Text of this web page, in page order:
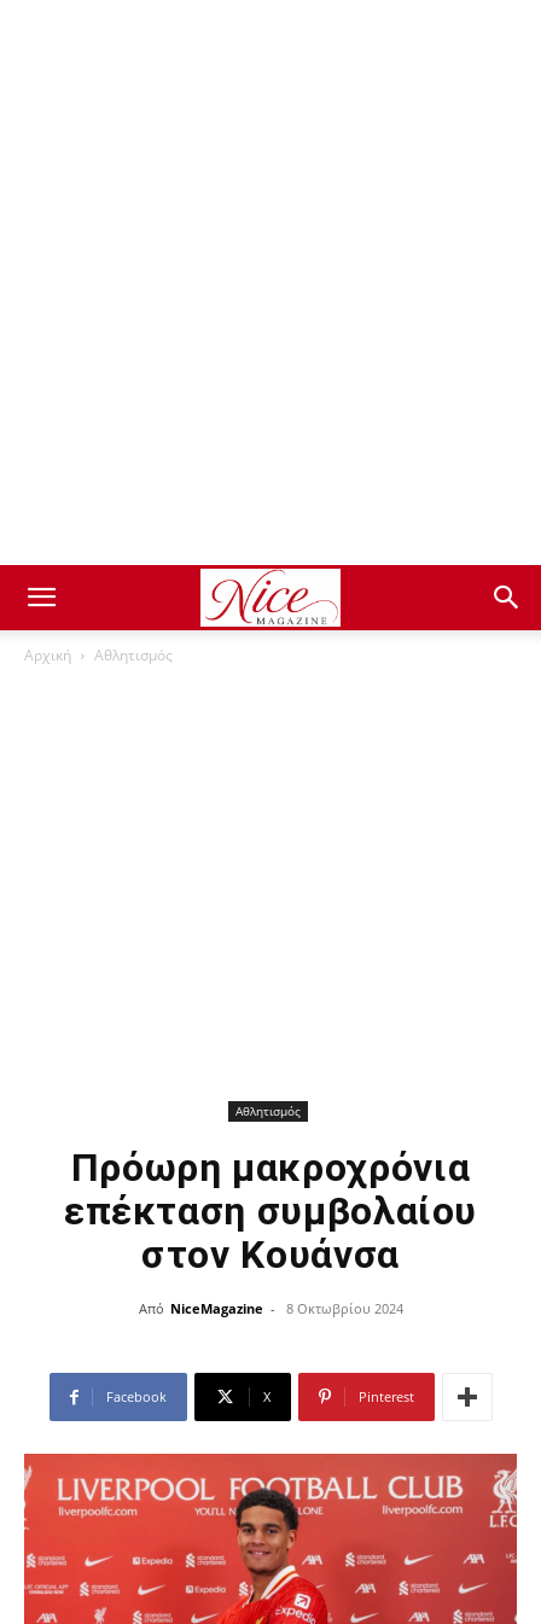
Αρχική Αθλητισμός
Αθλητισμός
Πρόωρη μακροχρόνια
επέκταση συμβολαίου
στον Κουάνσα
Από NiceMagazine - 8 Οκτωβρίου 2024
Facebook X Pinterest